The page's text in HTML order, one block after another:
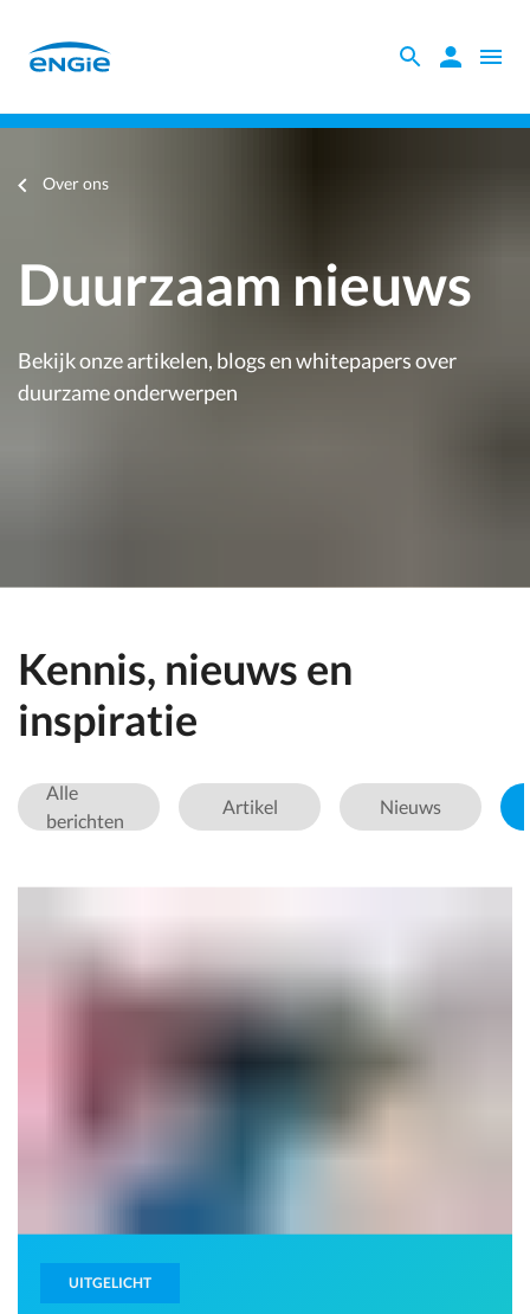
mainZoeken
de
Zoeken
Open
Je
Over ons
Duurzaam nieuws
Bekijk onze artikelen, blogs en whitepapers over
duurzame onderwerpen
Kennis, nieuws en
inspiratie
Alle
berichten
Artikel Nieuws
UITGELICHT